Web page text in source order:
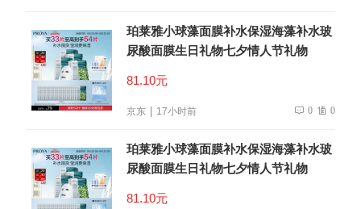
珀莱雅小球藻面膜补水保湿海藻补水玻
尿酸面膜生日礼物七夕情人节礼物
81.10元
京东 17小时前 0 0
珀莱雅小球藻面膜补水保湿海藻补水玻
尿酸面膜生日礼物七夕情人节礼物
81.10元